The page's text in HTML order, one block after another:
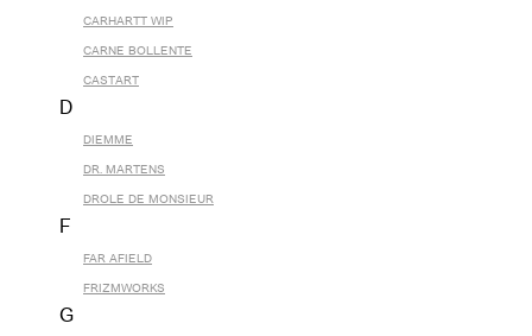
CARHARTT WIP
CARNE BOLLENTE
CASTART
D
DIEMME
DR. MARTENS
DROLE DE MONSIEUR
F
FAR AFIELD
FRIZMWORKS
G